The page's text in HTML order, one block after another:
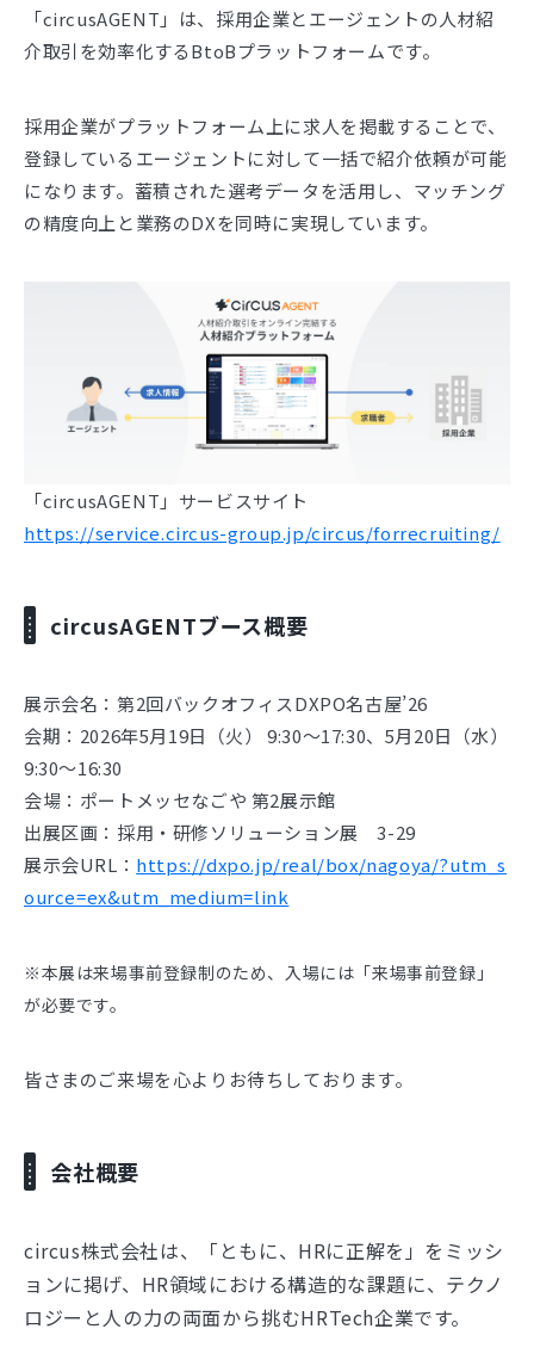
「circusAGENT」は、採用企業とエージェントの人材紹
介取引を効率化するBtoBプラットフォームです。
採用企業がプラットフォーム上に求人を掲載することで、
登録しているエージェントに対して一括で紹介依頼が可能
になります。蓄積された選考データを活用し、マッチング
の精度向上と業務のDXを同時に実現しています。
「circusAGENT」サービスサイト
https://service.circus-group.jp/circus/forrecruiting/
circusAGENTブース概要
展示会名：第2回バックオフィスDXPO名古屋’26
会期：2026年5月19日（火） 9:30～17:30、5月20日（水）
9:30～16:30
会場：ポートメッセなごや 第2展示館
出展区画：採用・研修ソリューション展 3-29
展示会URL： https://dxpo.jp/real/box/nagoya/?utm_s
ource=ex&utm_medium=link
※本展は来場事前登録制のため、入場には「来場事前登録」
が必要です。
皆さまのご来場を心よりお待ちしております。
会社概要
circus株式会社は、「ともに、HRに正解を」をミッシ
ョンに掲げ、HR領域における構造的な課題に、テクノ
ロジーと人の力の両面から挑むHRTech企業です。